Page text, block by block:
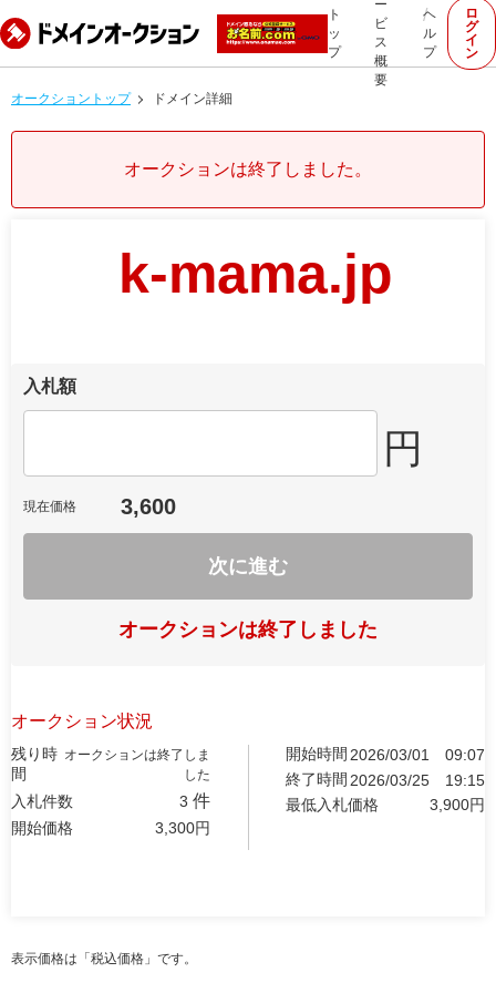
ト
ッ
プ
ー
ビ
ス
概
要
ヘ
ル
プ
ロ
グ
イ
ン
オークショントップ ドメイン詳細
オークションは終了しました。
k-mama.jp
入札額
円
現在価格 3,600
次に進む
オークションは終了しました
オークション状況
残り時
間
オークションは終了しま
した
入札件数 3 件
開始価格 3,300円
開始時間 2026/03/01
09:07
終了時間 2026/03/25
19:15
最低入札価格
3,900円
表示価格は「税込価格」です。